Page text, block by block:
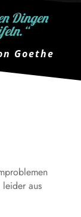
Dingen
Goethe
aus